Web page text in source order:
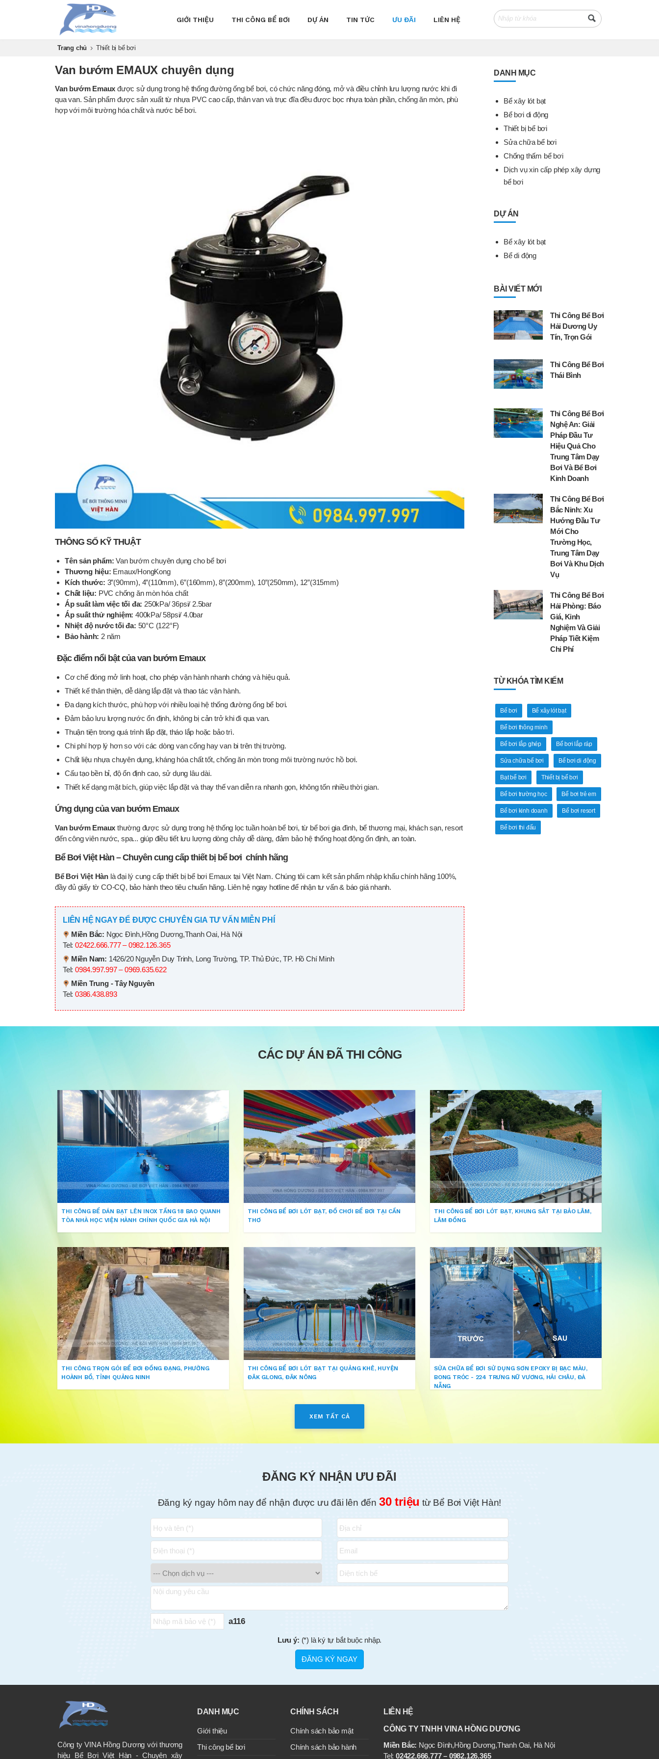
GIỚI THIỆU THI CÔNG BỂ BƠI DỰ ÁN TIN TỨC ƯU ĐÃI LIÊN HỆ
Trang chủ Thiết bị bể bơi
Van bướm EMAUX chuyên dụng
Van bướm Emaux được sử dụng trong hệ thống đường ống bể bơi, có chức năng đóng, mở và điều chỉnh lưu lượng nước khi đi
qua van. Sản phẩm được sản xuất từ nhựa PVC cao cấp, thân van và trục đĩa đều được bọc nhựa toàn phần, chống ăn mòn, phù
hợp với môi trường hóa chất và nước bể bơi.
THÔNG SỐ KỸ THUẬT
Tên sản phẩm: Van bướm chuyên dụng cho bể bơi
Thương hiệu: Emaux/HongKong
Kích thước: 3”(90mm), 4”(110mm), 6”(160mm), 8”(200mm), 10”(250mm), 12”(315mm)
Chất liệu: PVC chống ăn mòn hóa chất
Áp suất làm việc tối đa: 250kPa/ 36psi/ 2.5bar
Áp suất thử nghiệm: 400kPa/ 58psi/ 4.0bar
Nhiệt độ nước tối đa: 50°C (122°F)
Bảo hành: 2 năm
Đặc điểm nổi bật của van bướm Emaux
Cơ chế đóng mở linh hoạt, cho phép vận hành nhanh chóng và hiệu quả.
Thiết kế thân thiện, dễ dàng lắp đặt và thao tác vận hành.
Đa dạng kích thước, phù hợp với nhiều loại hệ thống đường ống bể bơi.
Đảm bảo lưu lượng nước ổn định, không bị cản trở khi đi qua van.
Thuận tiện trong quá trình lắp đặt, tháo lắp hoặc bảo trì.
Chi phí hợp lý hơn so với các dòng van cổng hay van bi trên thị trường.
Chất liệu nhựa chuyên dụng, kháng hóa chất tốt, chống ăn mòn trong môi trường nước hồ bơi.
Cấu tạo bền bỉ, độ ổn định cao, sử dụng lâu dài.
Thiết kế dạng mặt bích, giúp việc lắp đặt và thay thế van diễn ra nhanh gọn, không tốn nhiều thời gian.
Ứng dụng của van bướm Emaux
Van bướm Emaux thường được sử dụng trong hệ thống lọc tuần hoàn bể bơi, từ bể bơi gia đình, bể thương mại, khách sạn, resort
đến công viên nước, spa... giúp điều tiết lưu lượng dòng chảy dễ dàng, đảm bảo hệ thống hoạt động ổn định, an toàn.
Bể Bơi Việt Hàn – Chuyên cung cấp thiết bị bể bơi chính hãng
Bể Bơi Việt Hàn là đại lý cung cấp thiết bị bể bơi Emaux tại Việt Nam. Chúng tôi cam kết sản phẩm nhập khẩu chính hãng 100%,
đầy đủ giấy tờ CO-CQ, bảo hành theo tiêu chuẩn hãng. Liên hệ ngay hotline để nhận tư vấn & báo giá nhanh.
LIÊN HỆ NGAY ĐỂ ĐƯỢC CHUYÊN GIA TƯ VẤN MIỄN PHÍ
Miền Bắc: Ngọc Đình,Hồng Dương,Thanh Oai, Hà Nội
Tel: 02422.666.777 – 0982.126.365
Miền Nam: 1426/20 Nguyễn Duy Trinh, Long Trường, TP. Thủ Đức, TP. Hồ Chí Minh
Tel: 0984.997.997 – 0969.635.622
Miền Trung - Tây Nguyên
Tel: 0386.438.893
DANH MỤC
Bể xây lót bạt
Bể bơi di động
Thiết bị bể bơi
Sửa chữa bể bơi
Chống thấm bể bơi
Dịch vụ xin cấp phép xây dựng
bể bơi
DỰ ÁN
Bể xây lót bạt
Bể di động
BÀI VIẾT MỚI
Thi Công Bể Bơi
Hải Dương Uy
Tín, Trọn Gói
Thi Công Bể Bơi
Thái Bình
Thi Công Bể Bơi
Nghệ An: Giải
Pháp Đầu Tư
Hiệu Quả Cho
Trung Tâm Dạy
Bơi Và Bể Bơi
Kinh Doanh
Thi Công Bể Bơi
Bắc Ninh: Xu
Hướng Đầu Tư
Mới Cho
Trường Học,
Trung Tâm Dạy
Bơi Và Khu Dịch
Vụ
Thi Công Bể Bơi
Hải Phòng: Báo
Giá, Kinh
Nghiệm Và Giải
Pháp Tiết Kiệm
Chi Phí
TỪ KHÓA TÌM KIẾM
Bể bơi Bể xây lót bạt
Bể bơi thông minh
Bể bơi lắp ghép Bể bơi lắp ráp
Sửa chữa bể bơi Bể bơi di động
Bạt bể bơi Thiết bị bể bơi
Bể bơi trường học Bể bơi trẻ em
Bể bơi kinh doanh Bể bơi resort
Bể bơi thi đấu
CÁC DỰ ÁN ĐÃ THI CÔNG
THI CÔNG BỂ DÁN BẠT LÊN INOX TẦNG 18 BAO QUANH
TÒA NHÀ HỌC VIỆN HÀNH CHÍNH QUỐC GIA HÀ NỘI
THI CÔNG BỂ BƠI LÓT BẠT, ĐỒ CHƠI BỂ BƠI TẠI CẦN
THƠ
THI CÔNG BỂ BƠI LÓT BẠT, KHUNG SẮT TẠI BẢO LÂM,
LÂM ĐỒNG
THI CÔNG TRỌN GÓI BỂ BƠI ĐỒNG ĐẠNG, PHƯỜNG
HOÀNH BỒ, TỈNH QUẢNG NINH
THI CÔNG BỂ BƠI LÓT BẠT TẠI QUẢNG KHÊ, HUYỆN
ĐĂK GLONG, ĐĂK NÔNG
SỬA CHỮA BỂ BƠI SỬ DỤNG SƠN EPOXY BỊ BẠC MÀU,
BONG TRÓC - 224 TRƯNG NỮ VƯƠNG, HẢI CHÂU, ĐÀ
NẴNG
XEM TẤT CẢ
ĐĂNG KÝ NHẬN ƯU ĐÃI
Đăng ký ngay hôm nay để nhận được ưu đãi lên đến 30 triệu từ Bể Bơi Việt Hàn!
a116
Lưu ý: (*) là ký tự bắt buộc nhập.
Công ty VINA Hồng Dương với thương
hiệu Bể Bơi Việt Hàn - Chuyên xây
DANH MỤC
Giới thiệu
Thi công bể bơi
CHÍNH SÁCH
Chính sách bảo mật
Chính sách bảo hành
LIÊN HỆ
CÔNG TY TNHH VINA HỒNG DƯƠNG
Miền Bắc: Ngọc Đình,Hồng Dương,Thanh Oai, Hà Nội
Tel: 02422.666.777 – 0982.126.365